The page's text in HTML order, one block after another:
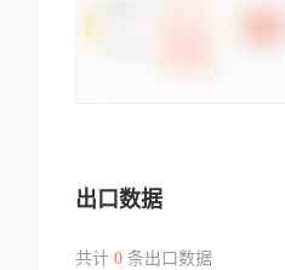
出口数据
共计 0条出口数据